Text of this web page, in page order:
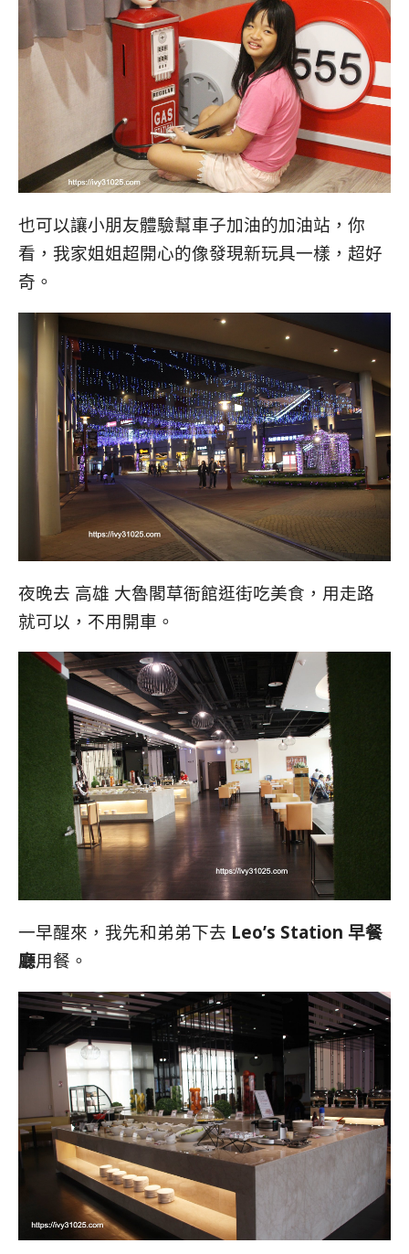
也可以讓小朋友體驗幫車子加油的加油站，你
看，我家姐姐超開心的像發現新玩具一樣，超好
奇。
夜晚去 高雄 大魯閣草衙館逛街吃美食，用走路
就可以，不用開車。
一早醒來，我先和弟弟下去 Leo’s Station 早餐
廳用餐。